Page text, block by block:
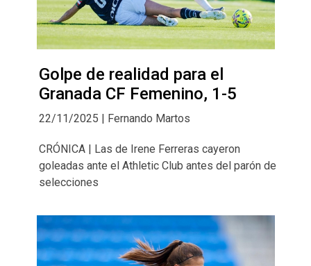
Golpe de realidad para el
Granada CF Femenino, 1-5
22/11/2025 | Fernando Martos
CRÓNICA | Las de Irene Ferreras cayeron
goleadas ante el Athletic Club antes del parón de
selecciones